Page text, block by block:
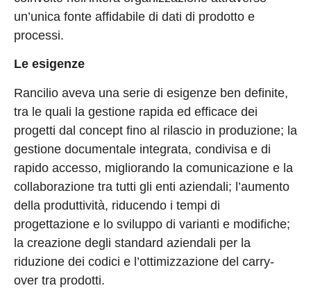
un’unica fonte affidabile di dati di prodotto e
processi.
Le esigenze
Rancilio aveva una serie di esigenze ben definite,
tra le quali la gestione rapida ed efficace dei
progetti dal concept fino al rilascio in produzione; la
gestione documentale integrata, condivisa e di
rapido accesso, migliorando la comunicazione e la
collaborazione tra tutti gli enti aziendali; l’aumento
della produttività, riducendo i tempi di
progettazione e lo sviluppo di varianti e modifiche;
la creazione degli standard aziendali per la
riduzione dei codici e l’ottimizzazione del carry-
over tra prodotti.